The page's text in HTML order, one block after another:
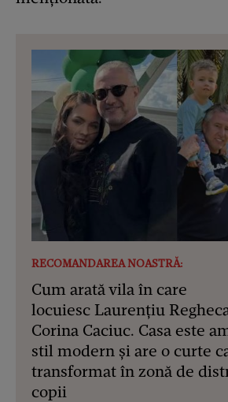
RECOMANDAREA NOASTRĂ:
Cum arată vila în care
locuiesc Laurențiu
Corina Caciuc. Casa este
stil modern și are o curte
transformat în zonă de
copii